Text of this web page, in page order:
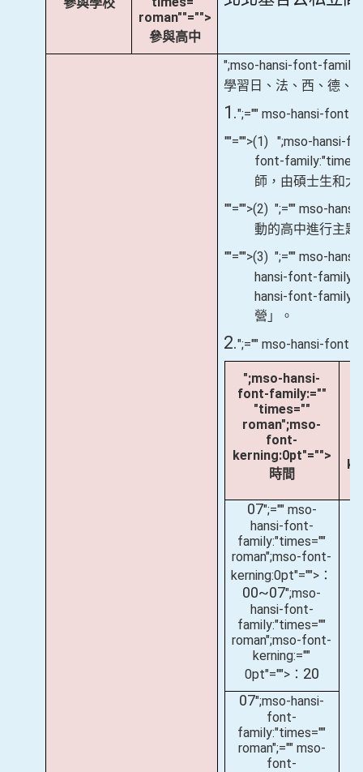
roman""="">
參與高中
";mso-hansi-font-
學習日、法、西、德、
1.";="" mso-hansi-font-
""="">(1) ";mso-hansi-
font-
師，由碩士生和
""="">(2) ";="" mso-
動的高中進行主題
""="">(3) ";="" mso-
hansi-font-
hansi-font-
營」。
2.";="" mso-hansi-font-
";mso-hansi-
font-family:=""
"times=""
roman";mso-
font-
kerning:0pt"="">
時間
07";="" mso-
hansi-font-
family:"times=""
roman";mso-font-
kerning:0pt"="">：
00~07";mso-
hansi-font-
family:"times=""
roman";mso-font-
kerning:=""
0pt"="">： 20
07";mso-hansi-
font-
family:"times=""
roman";="" mso-
font-